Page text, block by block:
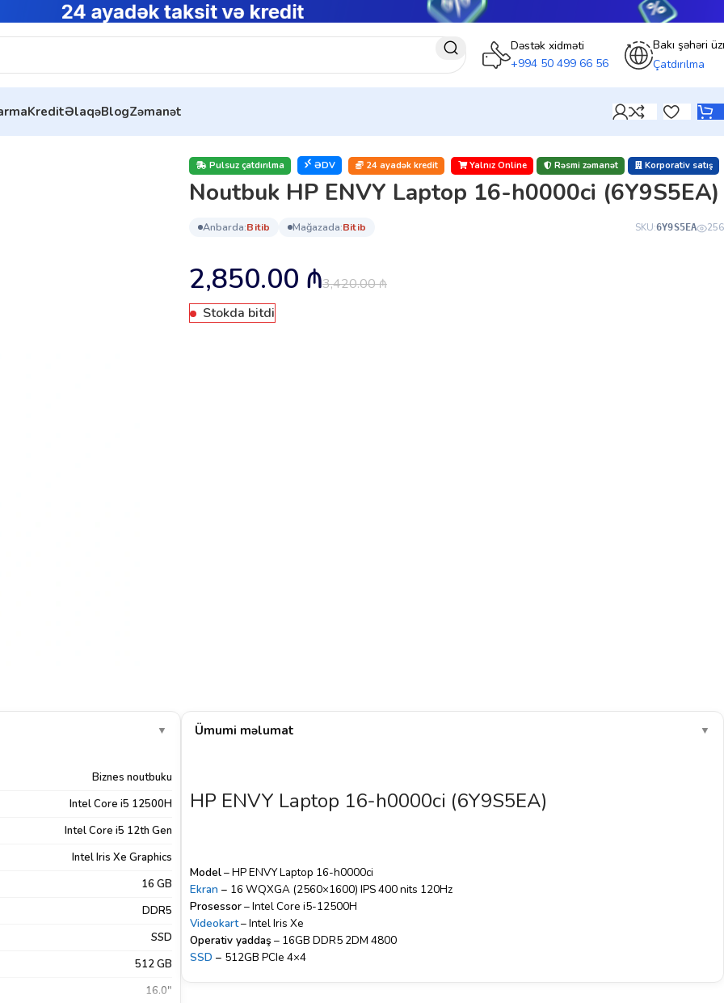
Dəstək xidməti
+994 50 499 66 56
Bakı şəhəri
Çatdırılma
KreditƏlaqəBlogZəmanət
Pulsuz çatdırılma ƏDV 24 ayadək kredit Yalnız Online Rəsmi zəmanət Korporativ satış
Noutbuk HP ENVY Laptop 16-h0000ci (6Y9S5EA)
anbarda: bi̇ti̇b mağazada: bi̇ti̇b SKU:6Y9S5EA 256
3,420.00₼
2,850.00 ₼
Stokda bitdi
▼
Biznes noutbuku
Intel Core i5 12500H
Intel Core i5 12th Gen
Intel Iris Xe Graphics
16 GB
DDR5
SSD
512 GB
16.0"
Ümumi məlumat ▼
HP ENVY Laptop 16-h0000ci (6Y9S5EA)
Model– HP ENVY Laptop 16-h0000ci
Ekran – 16 WQXGA (2560×1600) IPS 400 nits 120Hz
Prosessor– Intel Core i5-12500H
Videokart– Intel Iris Xe
Operativ yaddaş – 16GB DDR5 2DM 4800
SSD – 512GB PCIe 4×4